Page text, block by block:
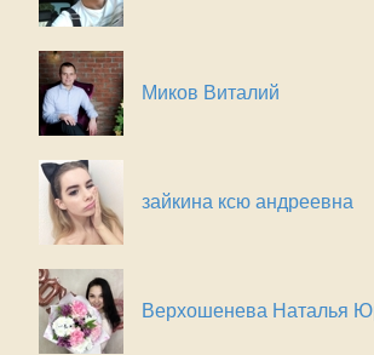
Миков Виталий
зайкина ксю андреевна
Верхошенева Наталья